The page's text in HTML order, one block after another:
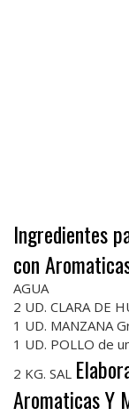
Ingredientes
con
AGUA
2 UD. CLARA DE
1 UD. MANZANA
1 UD. POLLO de
2 KG. SAL
Aromaticas Y